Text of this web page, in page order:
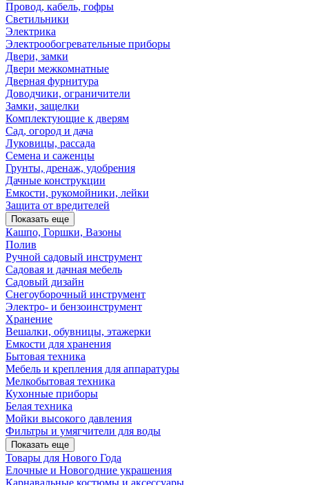
Провод, кабель, гофры
Светильники
Электрика
Электрообогревательные приборы
Двери, замки
Двери межкомнатные
Дверная фурнитура
Доводчики, ограничители
Замки, защелки
Комплектующие к дверям
Сад, огород и дача
Луковицы, рассада
Семена и саженцы
Грунты, дренаж, удобрения
Дачные конструкции
Емкости, рукомойники, лейки
Защита от вредителей
Показать еще
Кашпо, Горшки, Вазоны
Полив
Ручной садовый инструмент
Садовая и дачная мебель
Садовый дизайн
Снегоуборочный инструмент
Электро- и бензоинструмент
Хранение
Вешалки, обувницы, этажерки
Емкости для хранения
Бытовая техника
Мебель и крепления для аппаратуры
Мелкобытовая техника
Кухонные приборы
Белая техника
Мойки высокого давления
Фильтры и умягчители для воды
Показать еще
Товары для Нового Года
Елочные и Новогодние украшения
Карнавальные костюмы и аксессуары